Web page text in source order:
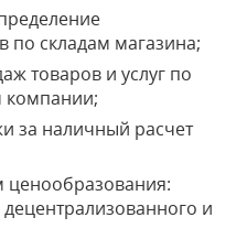
по складам магазина;
товаров и услуг по
за наличный расчет
ценообразования:
и